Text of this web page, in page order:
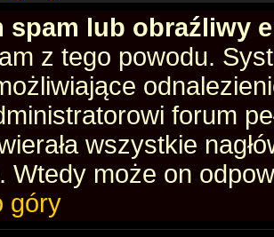
spam lub obraźliwy
z tego powodu.
forum
wszystkie
Wtedy może on
góry